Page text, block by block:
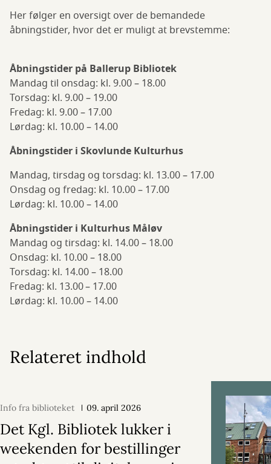
Her følger en oversigt over de bemandede
åbningstider, hvor det er muligt at brevstemme:
Åbningstider på Ballerup Bibliotek
Mandag til onsdag: kl. 9.00 – 18.00
Torsdag: kl. 9.00 – 19.00
Fredag: kl. 9.00 – 17.00
Lørdag: kl. 10.00 – 14.00
Åbningstider i Skovlunde Kulturhus
Mandag, tirsdag og torsdag: kl. 13.00 – 17.00
Onsdag og fredag: kl. 10.00 – 17.00
Lørdag: kl. 10.00 – 14.00
Åbningstider i Kulturhus Måløv
Mandag og tirsdag: kl. 14.00 – 18.00
Onsdag: kl. 10.00 – 18.00
Torsdag: kl. 14.00 – 18.00
Fredag: kl. 13.00 – 17.00
Lørdag: kl. 10.00 – 14.00
Relateret indhold
Info fra biblioteket 09. april 2026
Det Kgl. Bibliotek lukker i
weekenden for bestillinger